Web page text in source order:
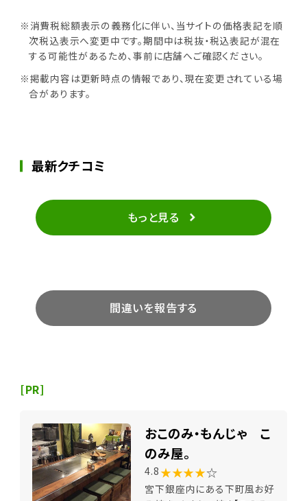
※消費税総額表示の義務化に伴い、当サイトの価格表記を順
次税込表示へ変更中です。期間中は税抜・税込表記が混在
する可能性があるため、事前に店舗へご確認ください。
※掲載内容は更新時点の情報であり、現在変更されている場
合があります。
最新クチコミ
もっと見る
間違いを報告する
[PR]
おこのみ・もんじゃ こ
のみ屋。
4.8 ★★★★☆
宮下銀座内にある下町風お好